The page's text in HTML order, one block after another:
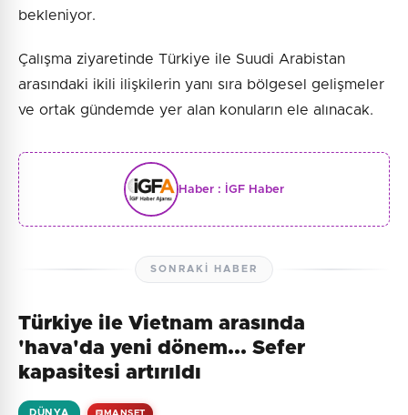
bekleniyor.
Çalışma ziyaretinde Türkiye ile Suudi Arabistan
arasındaki ikili ilişkilerin yanı sıra bölgesel gelişmeler
ve ortak gündemde yer alan konuların ele alınacak.
Haber : İGF Haber
SONRAKI HABER
Türkiye ile Vietnam arasında
'hava'da yeni dönem... Sefer
kapasitesi artırıldı
DÜNYA MANŞET